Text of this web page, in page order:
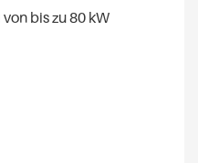
bis zu 80 kW